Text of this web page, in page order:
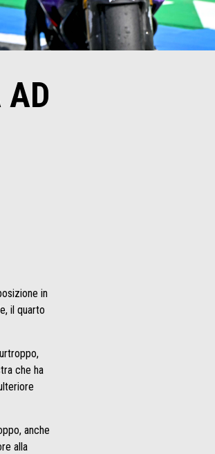
AD
in
il quarto
che ha
anche
alla